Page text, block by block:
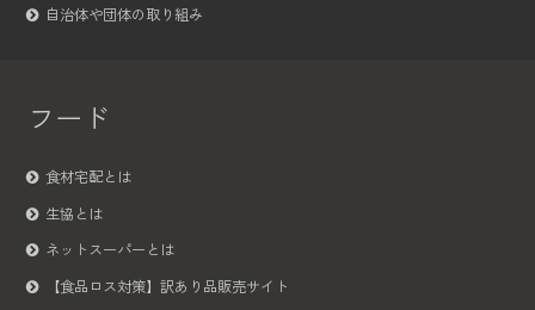
自治体や団体の取り組み
フード
食材宅配とは
生協とは
ネットスーパーとは
【食品ロス対策】訳あり品販売サイト